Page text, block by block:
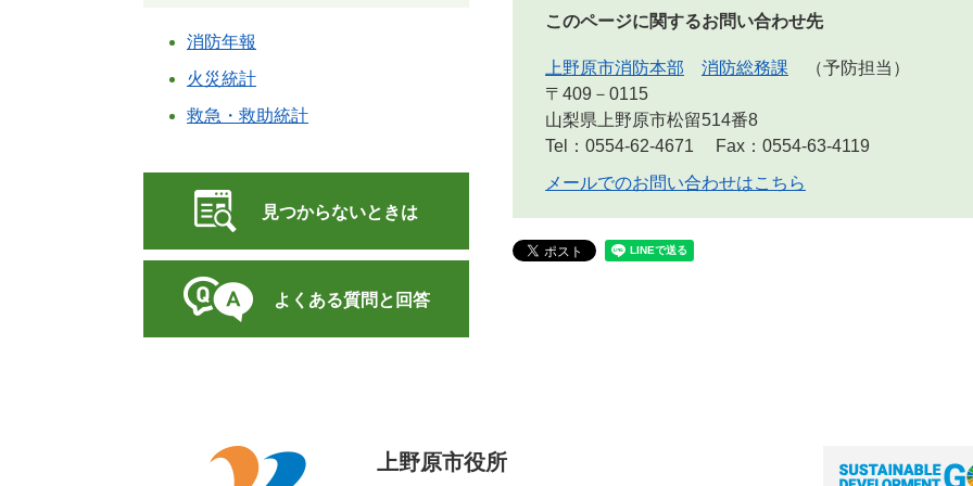
このページに関するお問い合わせ先
上野原市消防本部 消防総務課
予防担当
〒409－0115
山梨県上野原市松留514番8
Tel：0554-62-4671
Fax：0554-63-4119
メールでのお問い合わせはこちら
消防年報
火災統計
救急・救助統計
見つからないときは
よくある質問と回答
上野原市役所